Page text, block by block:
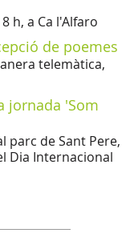
h, a Ca l'Alfaro
de poemes
telemàtica,
jornada 'Som
parc de Sant Pere,
Dia Internacional